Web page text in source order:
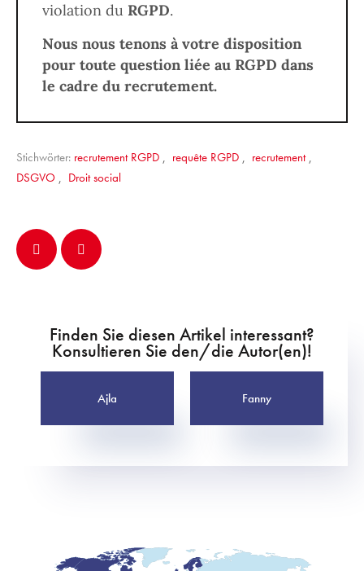
violation du RGPD.
Nous nous tenons à votre disposition
pour toute question liée au RGPD dans
le cadre du recrutement.
Stichwörter: recrutement RGPD , requête RGPD , recrutement,
DSGVO , Droit social
Finden Sie diesen Artikel interessant?
Konsultieren Sie den/die Autor(en)!
Ajla Fanny